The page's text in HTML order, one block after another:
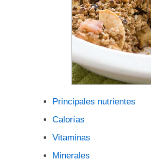
Principales nutrientes
Calorías
Vitaminas
Minerales